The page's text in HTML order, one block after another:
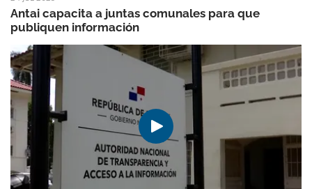
Antai capacita a juntas comunales para que
publiquen información